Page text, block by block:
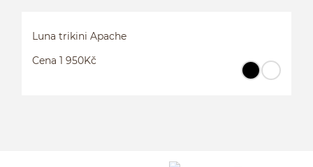
Luna trikini Apache
Cena 1 950Kč